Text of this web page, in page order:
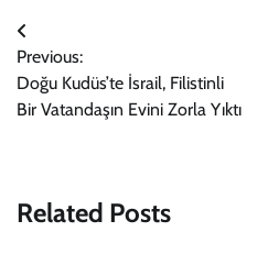
Yazı
gezinmesi
Previous:
Doğu Kudüs’te İsrail, Filistinli
Bir Vatandaşın Evini Zorla Yıktı
Related Posts